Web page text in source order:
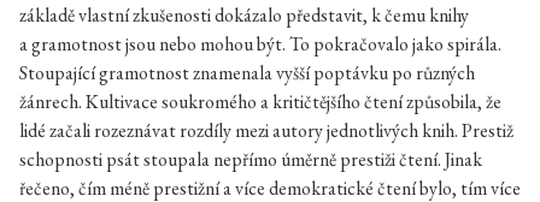
základě vlastní zkušenosti dokázalo představit, k čemu knihy
a gramotnost jsou nebo mohou být. To pokračovalo jako spirála.
Stoupající gramotnost znamenala vyšší poptávku po různých
žánrech. Kultivace soukromého a kritičtějšího čtení způsobila, že
lidé začali rozeznávat rozdíly mezi autory jednotlivých knih. Prestiž
schopnosti psát stoupala nepřímo úměrně prestiži čtení. Jinak
řečeno, čím méně prestižní a více demokratické čtení bylo, tím více